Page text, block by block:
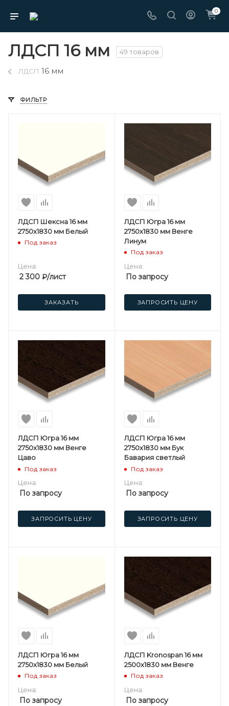
0
ЛДСП 16 мм 49 товаров
ЛДСП 16 мм
ФИЛЬТР
ЛДСП Шексна 16 мм
2750х1830 мм Белый
Под заказ
Цена:
2 300 ₽/лист
ЗАКАЗАТЬ
ЛДСП Югра 16 мм
2750х1830 мм Венге
Линум
Под заказ
Цена:
По запросу
ЗАПРОСИТЬ ЦЕНУ
ЛДСП Югра 16 мм
2750х1830 мм Венге
Цаво
Под заказ
Цена:
По запросу
ЗАПРОСИТЬ ЦЕНУ
ЛДСП Югра 16 мм
2750х1830 мм Бук
Бавария светлый
Под заказ
Цена:
По запросу
ЗАПРОСИТЬ ЦЕНУ
ЛДСП Югра 16 мм
2750х1830 мм Белый
Под заказ
Цена:
По запросу
ЛДСП Kronospan 16 мм
2500х1830 мм Венге
Под заказ
Цена:
По запросу